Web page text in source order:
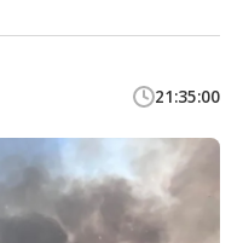
21:35:00